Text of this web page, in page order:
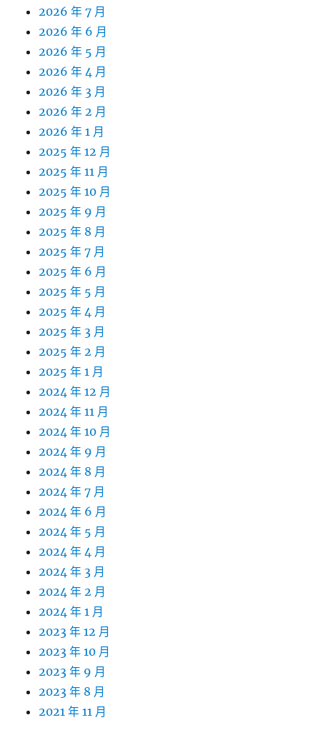
2026 年 7 月
2026 年 6 月
2026 年 5 月
2026 年 4 月
2026 年 3 月
2026 年 2 月
2026 年 1 月
2025 年 12 月
2025 年 11 月
2025 年 10 月
2025 年 9 月
2025 年 8 月
2025 年 7 月
2025 年 6 月
2025 年 5 月
2025 年 4 月
2025 年 3 月
2025 年 2 月
2025 年 1 月
2024 年 12 月
2024 年 11 月
2024 年 10 月
2024 年 9 月
2024 年 8 月
2024 年 7 月
2024 年 6 月
2024 年 5 月
2024 年 4 月
2024 年 3 月
2024 年 2 月
2024 年 1 月
2023 年 12 月
2023 年 10 月
2023 年 9 月
2023 年 8 月
2021 年 11 月